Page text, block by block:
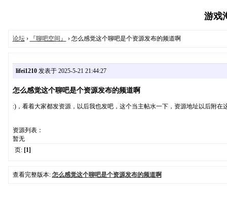
游戏
论坛› 『聊吧空间』 › 怎么感觉这个聊吧是个资源发布的频道啊
lifei1210发表于 2025-5-21 21:44:27
怎么感觉这个聊吧是个资源发布的频道啊
:)，看着大家都发资源，以后我也发吧，这个当主帖水一下，资源地址以后附在
资源列表：
暂无
页: [1]
查看完整版本: 怎么感觉这个聊吧是个资源发布的频道啊